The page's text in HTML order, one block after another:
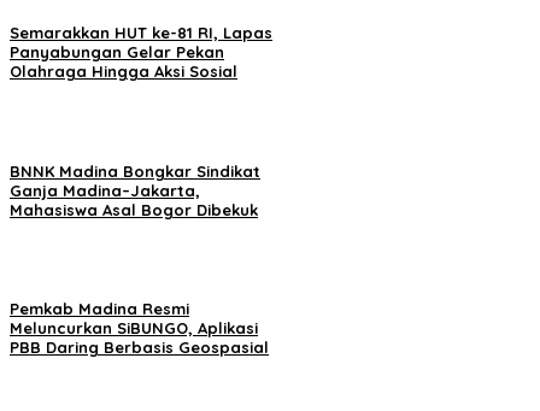
Semarakkan HUT ke-81 RI, Lapas
Panyabungan Gelar Pekan
Olahraga Hingga Aksi Sosial
BNNK Madina Bongkar Sindikat
Ganja Madina–Jakarta,
Mahasiswa Asal Bogor Dibekuk
Pemkab Madina Resmi
Meluncurkan SiBUNGO, Aplikasi
PBB Daring Berbasis Geospasial